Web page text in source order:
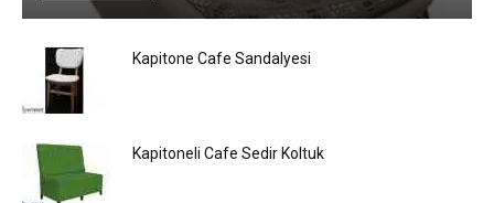
Kapitone Cafe Sandalyesi
Kapitoneli Cafe Sedir Koltuk